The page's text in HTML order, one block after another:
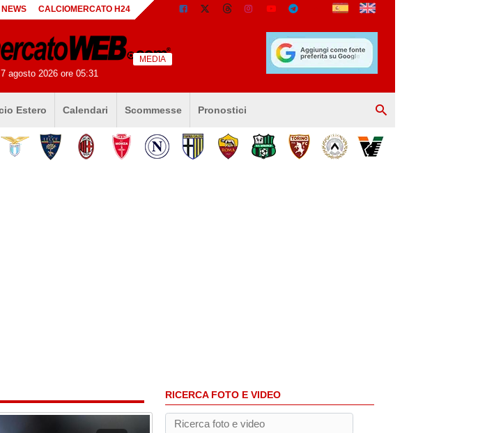
NEWS CALCIOMERCATO H24
agosto 2026 ore 05:31
MEDIA
Estero Calendari Scommesse Pronostici
RICERCA FOTO E VIDEO